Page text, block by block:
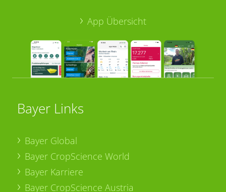
App Übersicht
Bayer Links
Bayer Global
Bayer CropScience World
Bayer Karriere
Bayer CropScience Austria